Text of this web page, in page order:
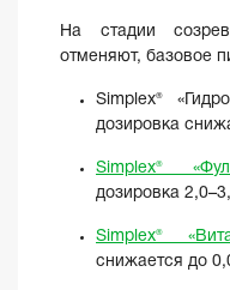
На стадии
отменяют, базовое
Simplex®
дозировка
Simplex®
дозировка
Simplex®
снижается до